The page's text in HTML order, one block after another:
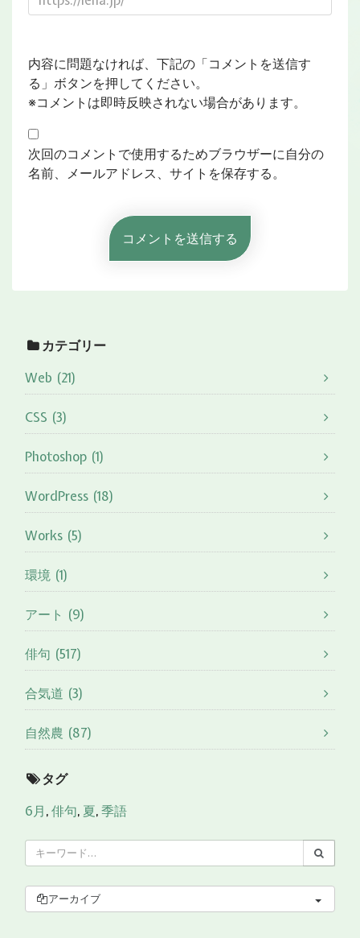
内容に問題なければ、下記の「コメントを送信す
る」ボタンを押してください。
※コメントは即時反映されない場合があります。
次回のコメントで使用するためブラウザーに自分の
名前、メールアドレス、サイトを保存する。
カテゴリー
Web (21)
CSS (3)
Photoshop (1)
WordPress (18)
Works (5)
環境 (1)
アート (9)
俳句 (517)
合気道 (3)
自然農 (87)
タグ
6月,俳句, 夏,季語
アーカイブ